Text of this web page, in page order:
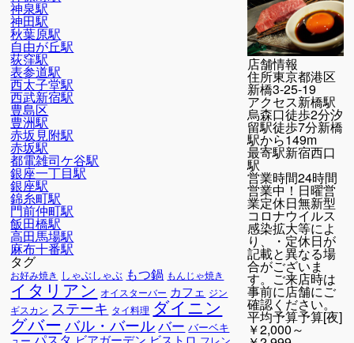
神泉駅
神田駅
秋葉原駅
自由が丘駅
荻窪駅
表参道駅
西太子堂駅
西武新宿駅
豊島区
豊洲駅
赤坂見附駅
赤坂駅
都電雑司ケ谷駅
銀座一丁目駅
銀座駅
錦糸町駅
門前仲町駅
飯田橋駅
高田馬場駅
麻布十番駅
タグ
お好み焼き しゃぶしゃぶ もつ鍋 もんじゃ焼き
イタリアン オイスターバー カフェ ジン
ギスカン ステーキ タイ料理 ダイニン
グバーバル・バールバー バーベキ
店舗情報
住所東京都港区
新橋3-25-19
アクセス新橋駅
烏森口徒歩2分汐
留駅徒歩7分新橋
駅から149m
最寄駅新宿西口
駅
営業時間24時間
営業中！日曜営
業定休日無新型
コロナウイルス
感染拡大等によ
り、・定休日が
記載と異なる場
合がございま
す。ご来店時は
事前に店舗にご
確認ください。
平均予算予算[夜]
￥2,000～